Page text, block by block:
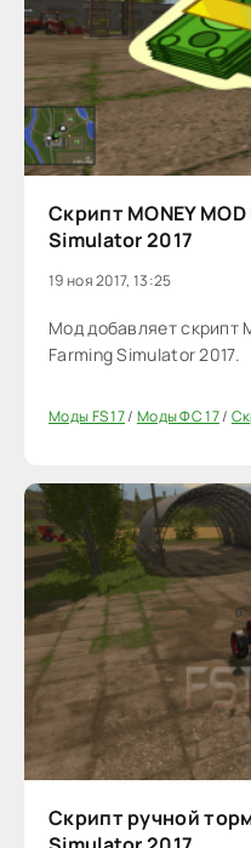
Скрипт MONEY MOD
Simulator 2017
19 ноя 2017, 13:25
Мод добавляет скрипт
Farming Simulator 2017.
Моды FS 17/ Моды ФС 17/
Скрипт ручной